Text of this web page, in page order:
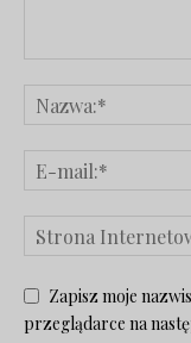
Zapisz moje
przeglądarce na